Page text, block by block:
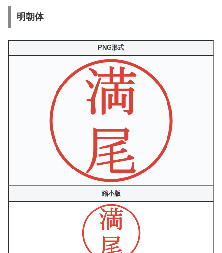
明朝体
PNG形式
縮小版